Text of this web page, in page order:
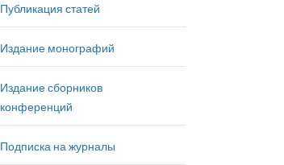
Публикация статей
Издание монографий
Издание сборников
конференций
Подписка на журналы